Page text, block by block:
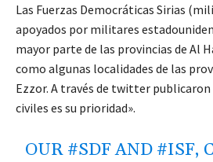
Las Fuerzas Democráticas Sirias
apoyados por militares
mayor parte de las provincias de Al
como algunas localidades de las
Ezzor. A través de twitter
civiles es su prioridad».
OUR #SDFAND #ISF,